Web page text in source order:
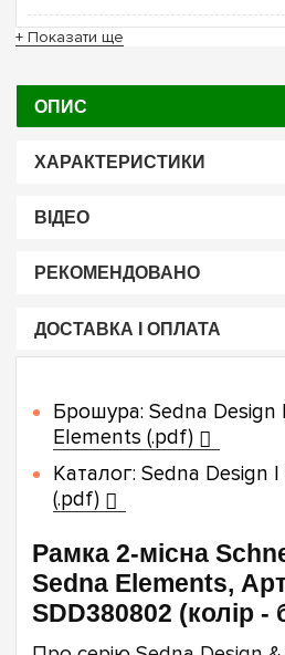
+ Показати ще
ОПИС
ХАРАКТЕРИСТИКИ
ВІДЕО
РЕКОМЕНДОВАНО
ДОСТАВКА І ОПЛАТА
Брошура: Sedna Design
Elements (.pdf)
Каталог: Sedna Design
(.pdf)
Рамка 2-місна
Sedna Elements,
SDD380802 (колір -